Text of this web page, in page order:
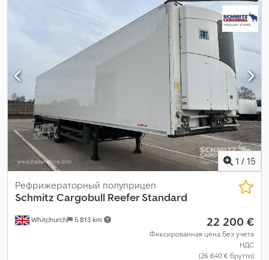
, объем грузового
, подвеска:воздух , размер шины:385/65
7 600 мм белый , Год выпуска:2018,
ABS,
1 / 15
Whitchurch 5 813 km
Рефрижераторный полуприцеп
Schmitz Cargobull Reefer Standard
22 200 €
Фиксированная цена без учета
НДС
(26 640 € брутто)